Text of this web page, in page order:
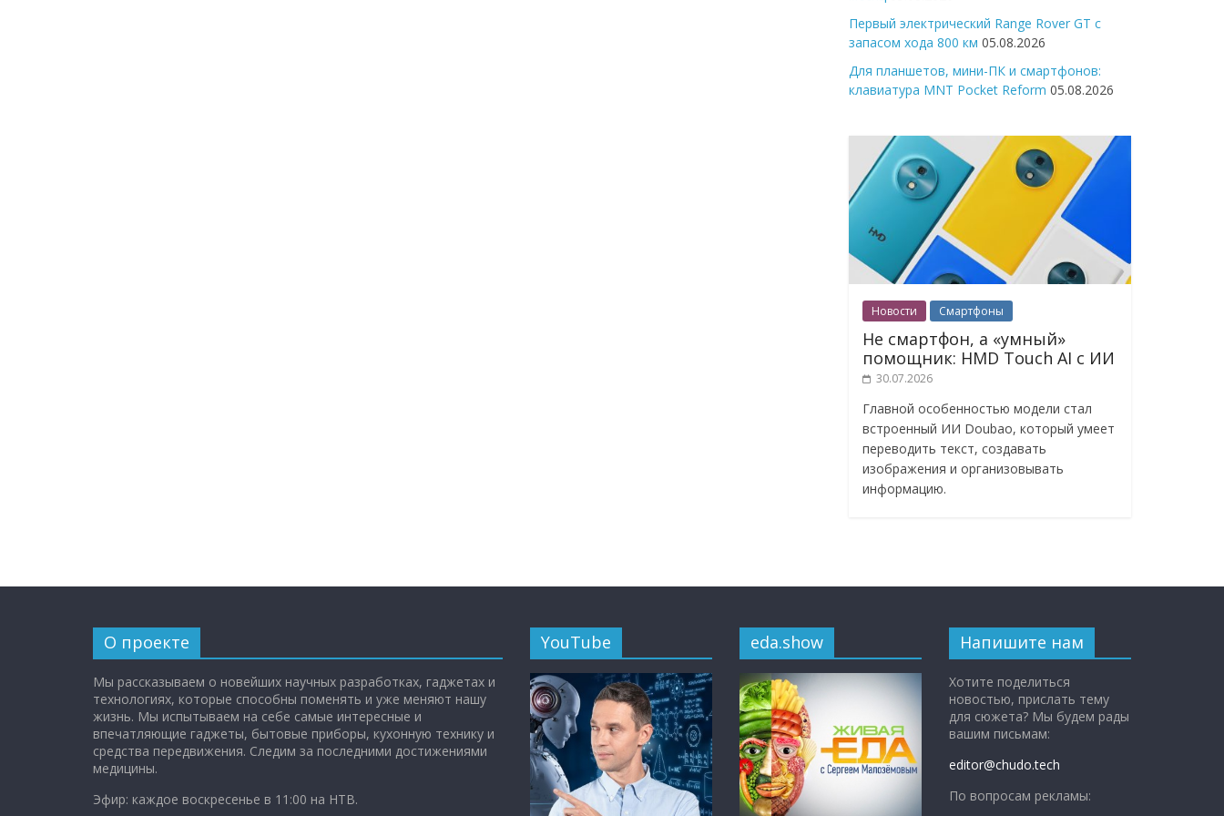
Первый электрический Range Rover GT с
запасом хода 800 км 05.08.2026
Для планшетов, мини-ПК и смартфонов:
клавиатура MNT Pocket Reform 05.08.2026
Новости Смартфоны
Не смартфон, а «умный»
помощник: HMD Touch AI с ИИ
30.07.2026
Главной особенностью модели стал
встроенный ИИ Doubao, который умеет
переводить текст, создавать
изображения и организовывать
информацию.
О проекте
Мы рассказываем о новейших научных разработках, гаджетах и
технологиях, которые способны поменять и уже меняют нашу
жизнь. Мы испытываем на себе самые интересные и
впечатляющие гаджеты, бытовые приборы, кухонную технику и
средства передвижения. Следим за последними достижениями
медицины.
Эфир: каждое воскресенье в 11:00 на НТВ.
YouTube eda.show Напишите нам
Хотите поделиться
новостью, прислать тему
для сюжета? Мы будем рады
вашим письмам:
editor@chudo.tech
По вопросам рекламы: